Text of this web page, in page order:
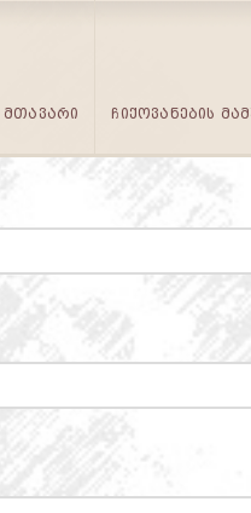
ᲛᲗᲐᲕᲐᲠᲘ ᲩᲘᲥᲝᲕᲐᲜᲔᲑᲘᲡ